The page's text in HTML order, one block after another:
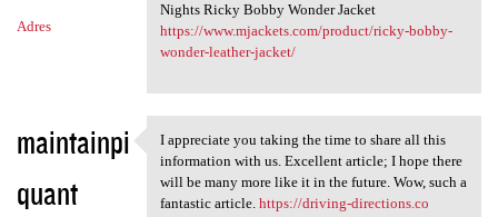
Adres
Nights Ricky Bobby Wonder Jacket
https://www.mjackets.com/product/ricky-bobby-
wonder-leather-jacket/
maintainpi
quant
I appreciate you taking the
I appreciate you taking the time to share all this
information with us. Excellent article; I hope there
will be many more like it in the future. Wow, such a
fantastic article. https://driving-directions.co